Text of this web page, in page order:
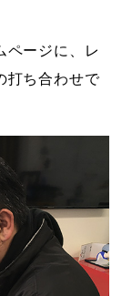
ページに、レ
打ち合わせで